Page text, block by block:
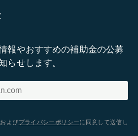
報やおすすめの補助金の公募
らせします。
およびプライバシーポリシーに同意して送信し